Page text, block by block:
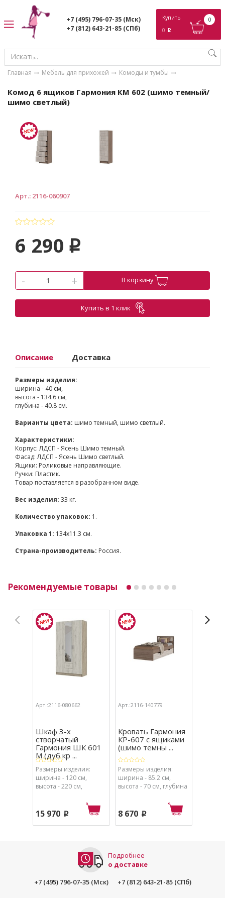
+7 (495) 796-07-35 (Мск)
+7 (812) 643-21-85 (СПб)
Купить
0 p
0
Главная Мебель для прихожей Комоды и тумбы
Комод 6 ящиков Гармония КМ 602 (шимо темный/
шимо светлый)
Арт.: 2116-060907
6 290 p
- + В корзину
Купить в 1 клик
Описание Доставка
Размеры изделия:
ширина - 40 см,
высота - 134.6 см,
глубина - 40.8 см.
Варианты цвета: шимо темный, шимо светлый.
Характеристики:
Корпус: ЛДСП - Ясень Шимо темный.
Фасад: ЛДСП - Ясень Шимо светлый.
Ящики: Роликовые направляющие.
Ручки: Пластик.
Товар поставляется в разобранном виде.
Вес изделия: 33 кг.
Количество упаковок: 1.
Упаковка 1: 134x11.3 см.
Страна-производитель: Россия.
Рекомендуемые товары
Арт.:2116-080662
Шкаф 3-х
створчатый
Гармония ШК 601
М (дуб кр ...
Размеры изделия:
ширина - 120 см,
высота - 220 см,
15 970 p
Арт.:2116-140779
Кровать Гармония
КР-607 с ящиками
(шимо темны ...
Размеры изделия:
ширина - 85.2 см,
высота - 70 см, глубина
8 670 p
Подробнее
о доставке
+7 (495) 796-07-35 (Мск)
+7 (812) 643-21-85 (СПб)